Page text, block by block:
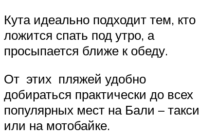
Кута идеально подходит тем, кто
ложится спать под утро, а
просыпается ближе к обеду.
От этих пляжей удобно
добираться практически до всех
популярных мест на Бали – такси
или на мотобайке.